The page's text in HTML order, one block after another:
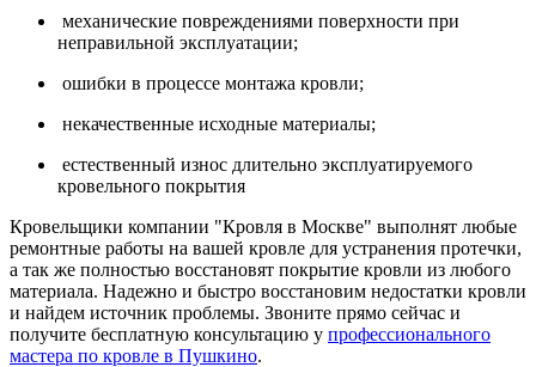
механические повреждениями поверхности при
неправильной эксплуатации;
ошибки в процессе монтажа кровли;
некачественные исходные материалы;
естественный износ длительно эксплуатируемого
кровельного покрытия
Кровельщики компании "Кровля в Москве" выполнят любые
ремонтные работы на вашей кровле для устранения протечки,
а так же полностью восстановят покрытие кровли из любого
материала. Надежно и быстро восстановим недостатки кровли
и найдем источник проблемы. Звоните прямо сейчас и
получите бесплатную консультацию у профессионального
мастера по кровле в Пушкино.